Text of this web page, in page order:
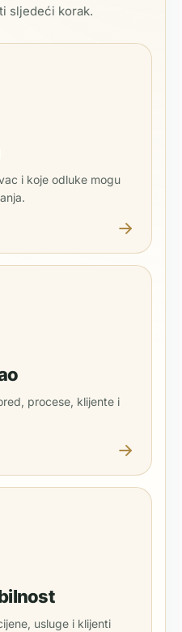
sljedeći korak.
i koje odluke mogu
procese, klijente i
usluge i klijenti